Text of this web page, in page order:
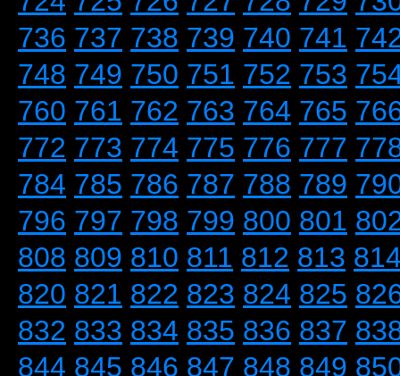
736 737 738 739 740 741
748 749 750 751 752 753
760 761 762 763 764 765
772 773 774 775 776 777
784 785 786 787 788 789
796 797 798 799 800 801
808 809 810 811 812 813
820 821 822 823 824 825
832 833 834 835 836 837
844 845 846 847 848 849